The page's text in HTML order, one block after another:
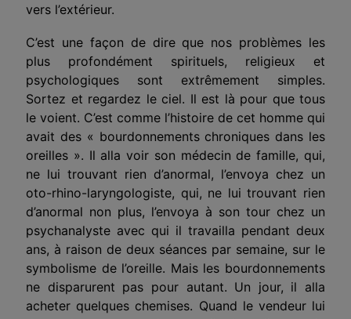
vers l’extérieur.
C’est une façon de dire que nos problèmes les
plus profondément spirituels, religieux et
psycholo­giques sont extrêmement simples.
Sortez et regar­dez le ciel. Il est là pour que tous
le voient. C’est comme l’histoire de cet homme qui
avait des « bourdonnements chroniques dans les
oreilles ». Il alla voir son médecin de famille, qui,
ne lui trouvant rien d’anormal, l’envoya chez un
oto-rhino-laryngo­logiste, qui, ne lui trouvant rien
d’anormal non plus, l’envoya à son tour chez un
psychanalyste avec qui il travailla pendant deux
ans, à raison de deux séances par semaine, sur le
symbolisme de l’oreille. Mais les bourdonnements
ne disparurent pas pour autant. Un jour, il alla
acheter quelques chemises. Quand le vendeur lui